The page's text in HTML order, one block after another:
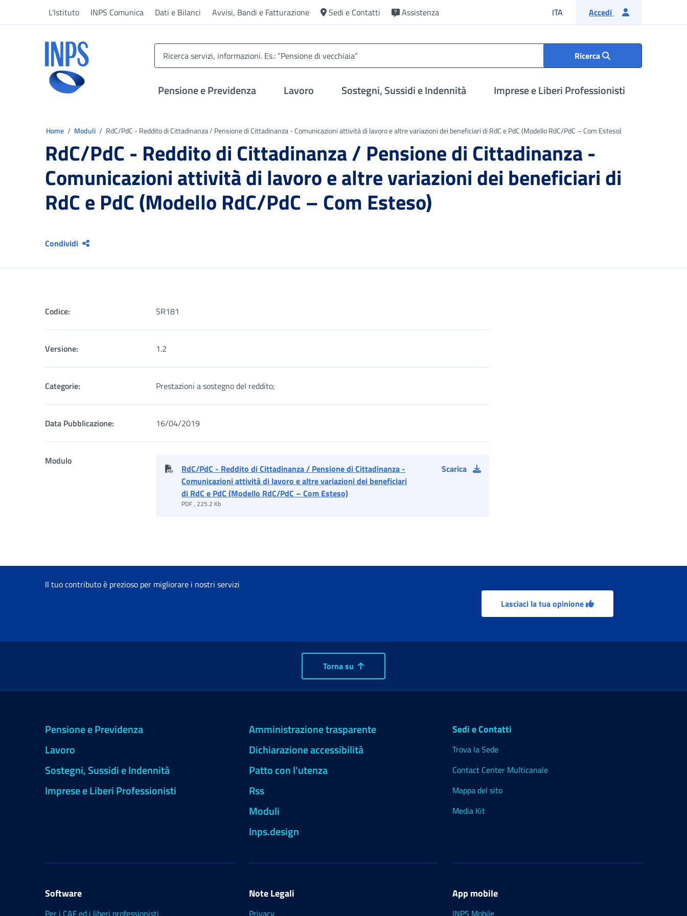
L'Istituto INPS Comunica Dati e Bilanci Avvisi, Bandi e Fatturazione Sedi e Contatti Assistenza ITA Lingua italiana
Accedi
Ricerca
Pensione e Previdenza Lavoro Sostegni, Sussidi e Indennità Imprese e Liberi Professionisti
Home Moduli RdC/PdC - Reddito di Cittadinanza / Pensione di Cittadinanza - Comunicazioni attività di lavoro e altre variazioni dei beneficiari di RdC e PdC (Modello RdC/PdC – Com Esteso)
RdC/PdC - Reddito di Cittadinanza / Pensione di Cittadinanza -
Comunicazioni attività di lavoro e altre variazioni dei beneficiari di
RdC e PdC (Modello RdC/PdC – Com Esteso)
Condividi
Codice: SR181
Versione: 1.2
Categorie: Prestazioni a sostegno del reddito;
Data Pubblicazione: 16/04/2019
Modulo
RdC/PdC - Reddito di Cittadinanza / Pensione di Cittadinanza -
Comunicazioni attività di lavoro e altre variazioni dei beneficiari
di RdC e PdC (Modello RdC/PdC – Com Esteso)
PDF , 225.2 Kb
Scarica
Il tuo contributo è prezioso per migliorare i nostri servizi
Lasciaci la tua opinione
Torna su
Pensione e Previdenza
Lavoro
Sostegni, Sussidi e Indennità
Imprese e Liberi Professionisti
Amministrazione trasparente
Dichiarazione accessibilità
Patto con l'utenza
Rss
Moduli
Inps.design
Sedi e Contatti
Trova la Sede
Contact Center Multicanale
Mappa del sito
Media Kit
Software
Per i CAF ed i liberi professionisti
Note Legali
Privacy
App mobile
INPS Mobile